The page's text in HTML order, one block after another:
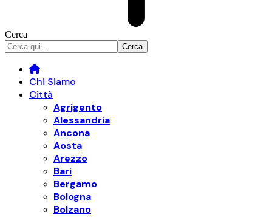
Cerca
Chi Siamo
Città
Agrigento
Alessandria
Ancona
Aosta
Arezzo
Bari
Bergamo
Bologna
Bolzano